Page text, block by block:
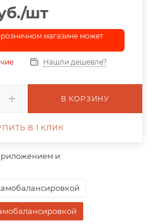
и
/шт
магазине может
Нашли дешевле?
В КОРЗИНУ
В 1 КЛИК